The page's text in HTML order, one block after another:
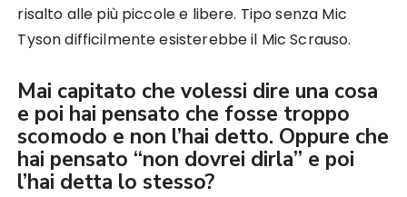
risalto alle più piccole e libere. Tipo senza Mic
Tyson difficilmente esisterebbe il Mic Scrauso.
Mai capitato che volessi dire una cosa
e poi hai pensato che fosse troppo
scomodo e non l’hai detto. Oppure che
hai pensato “non dovrei dirla” e poi
l’hai detta lo stesso?